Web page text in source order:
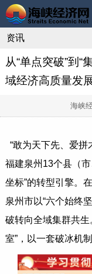
资讯
从“单点突破”到“
域经济高质量发
海峡
“敢为天下先、爱拼
福建泉州13个县（市
坐标”的转型引擎。
泉州市以“六个始终
破转向全域集群共
室”，以一套破冰机